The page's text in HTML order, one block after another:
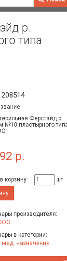
р.
типа
208514
Ферстэйд р.
№10 пластырного
р.
корзину:
шт.
производителя:
в категории:
мед. назначения